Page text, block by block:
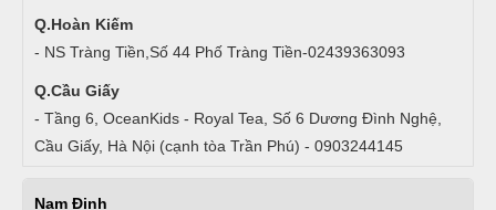
Q.Hoàn Kiếm
- NS Tràng Tiền,Số 44 Phố Tràng Tiền-02439363093
Q.Cầu Giấy
- Tầng 6, OceanKids - Royal Tea, Số 6 Dương Đình Nghệ,
Cầu Giấy, Hà Nội (cạnh tòa Trần Phú) - 0903244145
Nam Định